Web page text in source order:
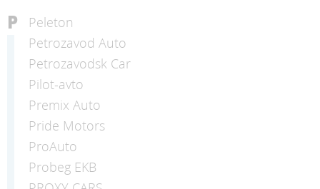
P
Peleton
Petrozavod Auto
Petrozavodsk Car
Pilot-avto
Premix Auto
Pride Motors
ProAuto
Probeg EKB